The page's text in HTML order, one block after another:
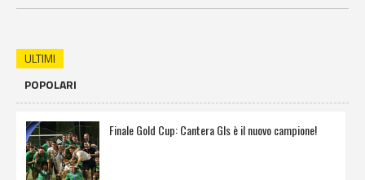
ULTIMI
POPOLARI
Finale Gold Cup: Cantera Gls è il nuovo campione!